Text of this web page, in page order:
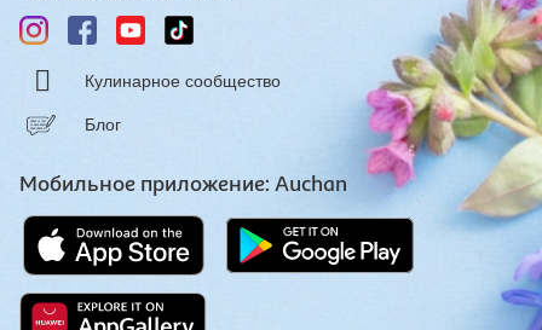
Кулинарное сообщество
Блог
Мобильное приложение: Auchan